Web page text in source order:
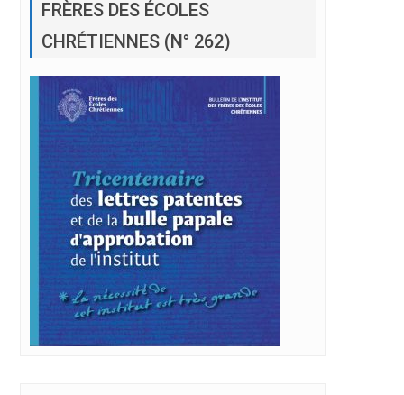
CHRÉTIENNES (N° 262)